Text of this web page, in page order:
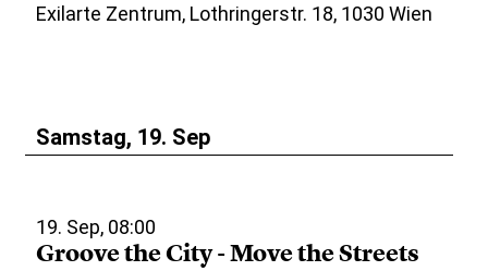
Exilarte Zentrum, Lothringerstr. 18, 1030 Wien
Samstag, 19. Sep
19. Sep, 08:00
Groove the City - Move the Streets